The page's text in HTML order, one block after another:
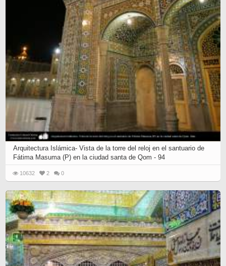
Arquitectura Islámica- Vista de la torre del reloj en el santuario de
Fátima Masuma (P) en la ciudad santa de Qom - 94
10632 2 0